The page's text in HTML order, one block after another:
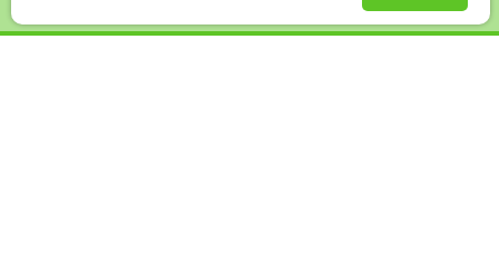
Войти Избранное Корзина